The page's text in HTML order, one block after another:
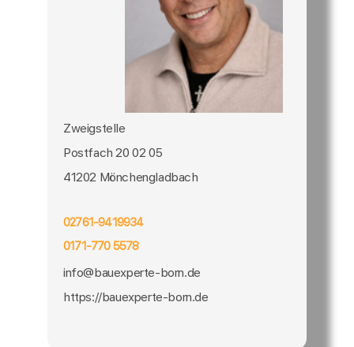
Zweigstelle
Postfach 20 02 05
41202 Mönchengladbach
02761-9419934
0171-770 5578
info@bauexperte-born.de
https://bauexperte-born.de